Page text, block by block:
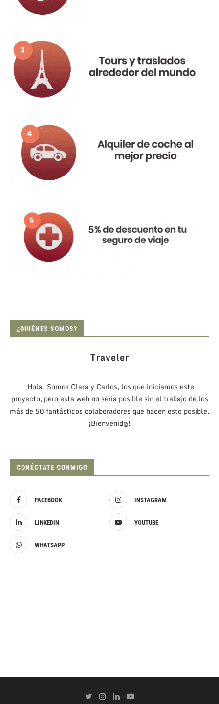
¿QUIÉNES SOMOS?
Traveler
¡Hola! Somos Clara y Carlos, los que iniciamos este
proyecto, pero esta web no sería posible sin el trabajo de los
más de 50 fantásticos colaboradores que hacen esto posible.
¡Bienvenid@!
CONÉCTATE CONMIGO
FACEBOOK INSTAGRAM
LINKEDIN YOUTUBE
WHATSAPP